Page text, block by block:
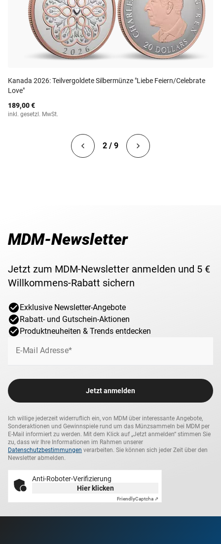
Kanada 2026: Teilvergoldete Silbermünze "Liebe Feiern/Celebrate
Love"
189,00 €
inkl. gesetzl. MwSt.
2 / 9
MDM-Newsletter
Jetzt zum MDM-Newsletter anmelden und 5 €
Willkommens-Rabatt sichern
Exklusive Newsletter-Angebote
Rabatt- und Gutschein-Aktionen
Produktneuheiten & Trends entdecken
E-Mail Adresse*
Jetzt anmelden
Ich willige jederzeit widerruflich ein, von MDM über interessante Angebote,
Sonderaktionen und Gewinnspiele rund um das Münzsammeln bei MDM per
E-Mail informiert zu werden. Mit dem Klick auf „Jetzt anmelden“ stimmen Sie
zu, dass wir Ihre Informationen im Rahmen unserer
Datenschutzbestimmungen verarbeiten. Sie können sich jeder Zeit über den
Newsletter abmelden.
Anti-Roboter-Verifizierung
Hier klicken
FriendlyCaptcha ⇗